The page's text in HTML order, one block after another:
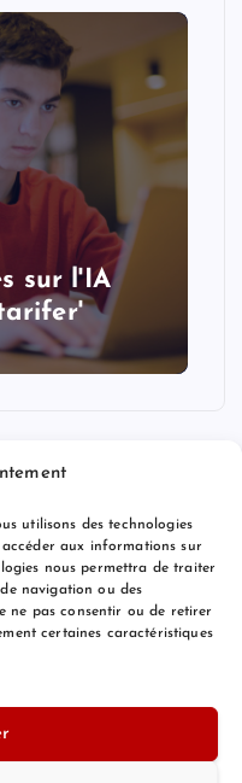
utilisons des technologies
aux informations sur
nous permettra de traiter
navigation ou des
ne pas consentir ou de retirer
certaines caractéristiques
sur l'IA